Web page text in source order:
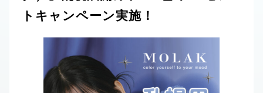
トキャンペーン実施！